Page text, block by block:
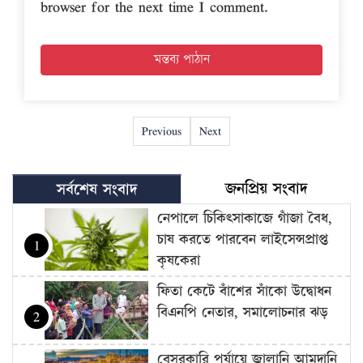
browser for the next time I comment.
Previous Next
সর্বশেষ সংবাদ জনপ্রিয় সংবাদ
1
নেপালে চিকিৎসাকাজে গাঁজা বৈধ,
চাষ করতে পারবেন লাইসেন্সপ্রাপ্ত
কৃষকেরা
2
ফিতা কেটে বাঁশের সাঁকো উদ্বোধন
বিএনপি নেতার, সমালোচনার ঝড়